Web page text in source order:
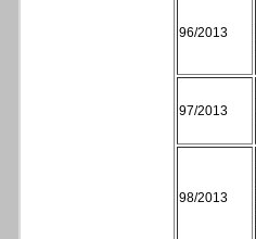
96/2013
97/2013
98/2013